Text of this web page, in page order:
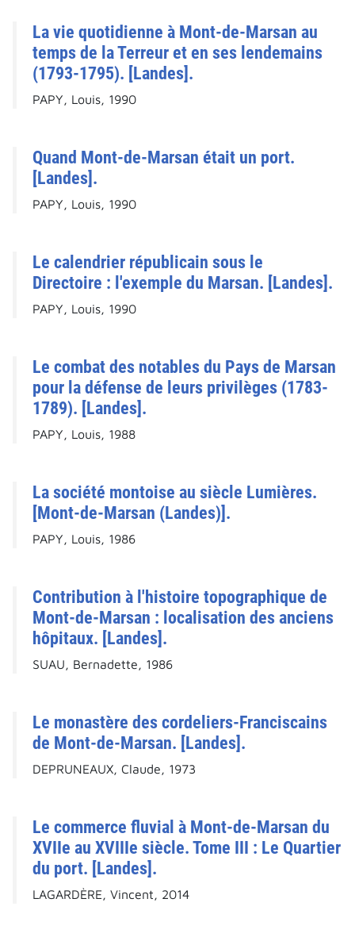
La vie quotidienne à Mont-de-Marsan au
temps de la Terreur et en ses lendemains
(1793-1795). [Landes].
PAPY, Louis, 1990
Quand Mont-de-Marsan était un port.
[Landes].
PAPY, Louis, 1990
Le calendrier républicain sous le
Directoire : l'exemple du Marsan. [Landes].
PAPY, Louis, 1990
Le combat des notables du Pays de Marsan
pour la défense de leurs privilèges (1783-
1789). [Landes].
PAPY, Louis, 1988
La société montoise au siècle Lumières.
[Mont-de-Marsan (Landes)].
PAPY, Louis, 1986
Contribution à l'histoire topographique de
Mont-de-Marsan : localisation des anciens
hôpitaux. [Landes].
SUAU, Bernadette, 1986
Le monastère des cordeliers-Franciscains
de Mont-de-Marsan. [Landes].
DEPRUNEAUX, Claude, 1973
Le commerce fluvial à Mont-de-Marsan du
XVIIe au XVIIIe siècle. Tome III : Le Quartier
du port. [Landes].
LAGARDÈRE, Vincent, 2014